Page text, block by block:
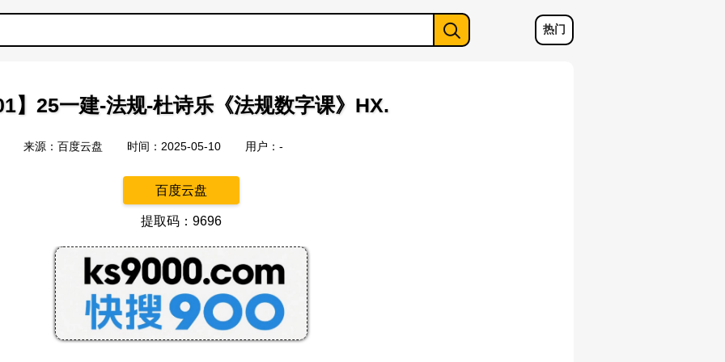
热门
】25一建-法规-杜诗乐《法规数字课》HX.
来源：百度云盘 时间：2025-05-10 用户：-
百度云盘
提取码：9696